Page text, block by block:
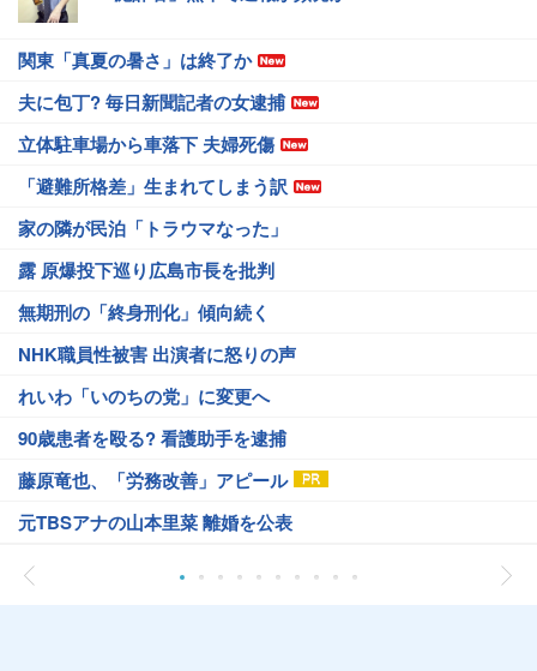
関東「真夏の暑さ」は終了か
夫に包丁? 毎日新聞記者の女逮捕
立体駐車場から車落下 夫婦死傷
「避難所格差」生まれてしまう訳
家の隣が民泊「トラウマなった」
露 原爆投下巡り広島市長を批判
無期刑の「終身刑化」傾向続く
NHK職員性被害 出演者に怒りの声
れいわ「いのちの党」に変更へ
90歳患者を殴る? 看護助手を逮捕
藤原竜也、「労務改善」アピール
元TBSアナの山本里菜 離婚を公表